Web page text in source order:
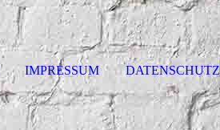
IMPRESSUM DATENSCHUTZ